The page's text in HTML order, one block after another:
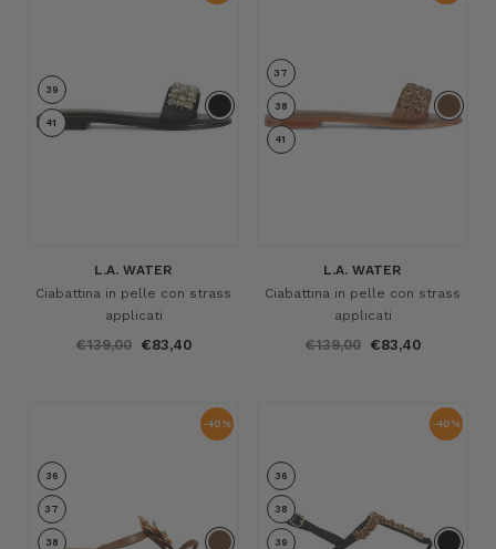
39
41
L.A. WATER
Ciabattina in pelle con strass
applicati
€139,00 €83,40
37
38
41
L.A. WATER
Ciabattina in pelle con strass
applicati
€139,00 €83,40
-40%
36
37
38
-40%
36
38
39